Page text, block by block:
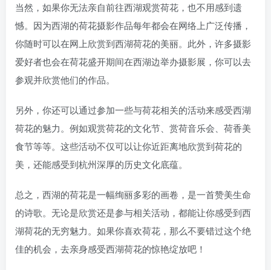
当然，如果你无法亲自前往西湖观赏荷花，也不用感到遗
憾。因为西湖的荷花摄影作品每年都会在网络上广泛传播，
你随时可以在网上欣赏到西湖荷花的美丽。此外，许多摄影
爱好者也会在荷花盛开期间在西湖边举办摄影展，你可以去
参观并欣赏他们的作品。
另外，你还可以通过参加一些与荷花相关的活动来感受西湖
荷花的魅力。例如观赏荷花的文化节、赏荷音乐会、荷香美
食节等等。这些活动不仅可以让你近距离地欣赏到荷花的
美，还能感受到杭州深厚的历史文化底蕴。
总之，西湖的荷花是一幅绚丽多彩的画卷，是一首赞美生命
的诗歌。无论是欣赏还是参与相关活动，都能让你感受到西
湖荷花的无穷魅力。如果你喜欢荷花，那么不要错过这个绝
佳的机会，去亲身感受西湖荷花的惊艳绽放吧！